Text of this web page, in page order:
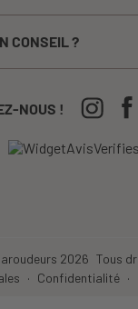
CONSEIL ?
au vendredi de
93-44
NOUS !
2026 Tous
Confidentialité